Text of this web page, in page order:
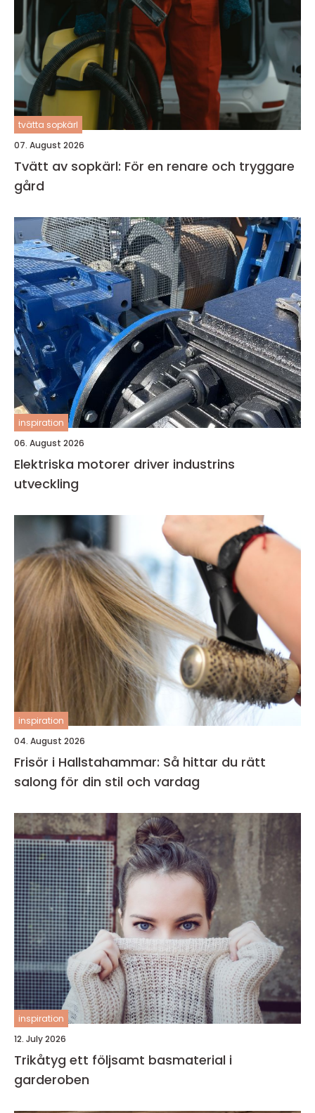
tvätta sopkärl
07. August 2026
Tvätt av sopkärl: För en renare och tryggare
gård
inspiration
06. August 2026
Elektriska motorer driver industrins
utveckling
inspiration
04. August 2026
Frisör i Hallstahammar: Så hittar du rätt
salong för din stil och vardag
inspiration
12. July 2026
Trikåtyg ett följsamt basmaterial i
garderoben